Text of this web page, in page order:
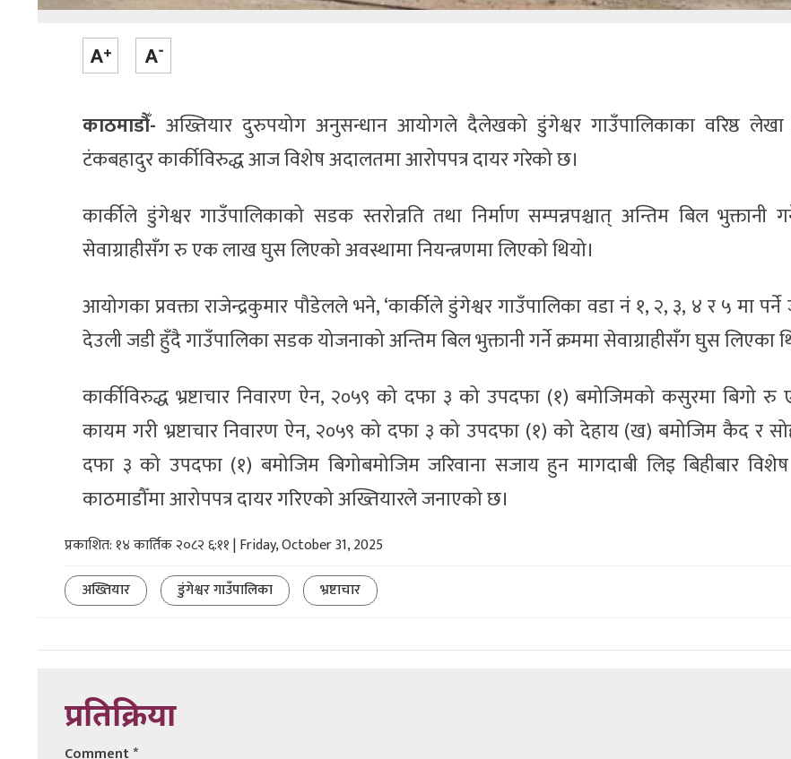
काठमाडौँ-अख्तियार दुरुपयोग अनुसन्धान आयोगले दैलेखको डुंगेश्वर गाउँपालिकाका वरिष्ठ
टंकबहादुर कार्कीविरुद्ध आज विशेष अदालतमा आरोपपत्र दायर गरेको छ।
कार्कीले डुंगेश्वर गाउँपालिकाको सडक स्तरोन्नति तथा निर्माण सम्पन्नपश्चात् अन्तिम बिल भुक्तानी
सेवाग्राहीसँग रु एक लाख घुस लिएको अवस्थामा नियन्त्रणमा लिएको थियो।
आयोगका प्रवक्ता राजेन्द्रकुमार पौडेलले भने, ‘कार्कीले डुंगेश्वर गाउँपालिका वडा नं १, २, ३, ४ र ५ मा पर्ने
देउली जडी हुँदै गाउँपालिका सडक योजनाको अन्तिम बिल भुक्तानी गर्ने क्रममा सेवाग्राहीसँग घुस लिएका
कार्कीविरुद्ध भ्रष्टाचार निवारण ऐन, २०५९ को दफा ३ को उपदफा (१) बमोजिमको कसुरमा बिगो
कायम गरी भ्रष्टाचार निवारण ऐन, २०५९ को दफा ३ को उपदफा (१) को देहाय (ख) बमोजिम कैद र
दफा ३ को उपदफा (१) बमोजिम बिगोबमोजिम जरिवाना सजाय हुन मागदाबी लिइ बिहीबार
काठमाडौँमा आरोपपत्र दायर गरिएको अख्तियारले जनाएको छ।
प्रकाशित: १४ कार्तिक २०८२ ६:११ | Friday, October 31, 2025
अख्तियार
डुंगेश्वर गाउँपालिका भ्रष्टाचार
प्रतिक्रिया